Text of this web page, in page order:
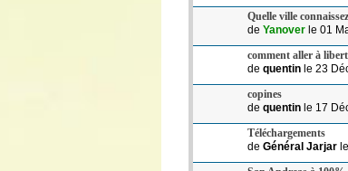
Quelle ville
de Yanover le 01
comment aller à
de quentin le 23
copines
de quentin le 17
Téléchargements
de Général Jarjar